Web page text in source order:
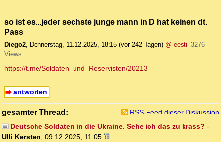
so ist es...jeder sechste junge mann in D hat keinen dt.
Pass
Diego2, Donnerstag, 11.12.2025, 18:15 (vor 242 Tagen) @ eesti 3276
Views
https://t.me/Soldaten_und_Reservisten/20213
antworten
gesamter Thread:
RSS-Feed dieser Diskussion
Deutsche Soldaten in die Ukraine. Sehe ich das zu krass? -
Ulli Kersten, 09.12.2025, 11:05